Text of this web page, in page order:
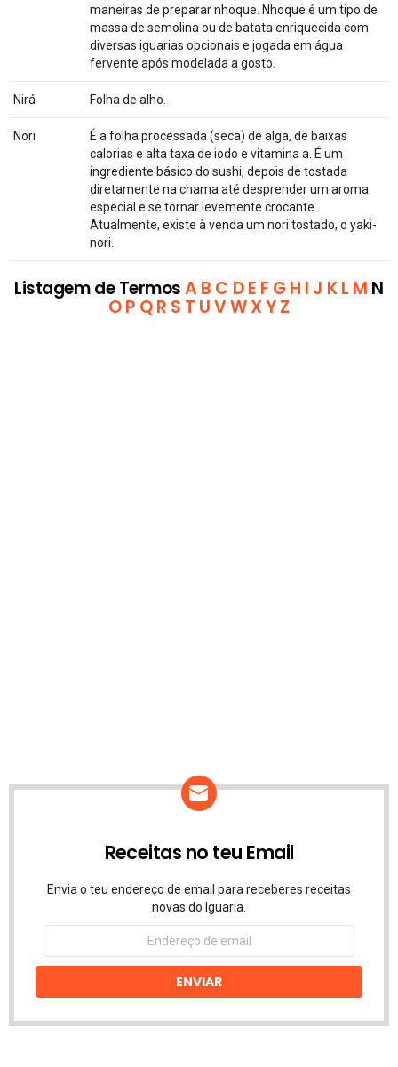
maneiras de preparar nhoque. Nhoque é um tipo de
massa de semolina ou de batata enriquecida com
diversas iguarias opcionais e jogada em água
fervente após modelada a gosto.
Nirá Folha de alho.
Nori
É a folha processada (seca) de alga, de baixas
calorias e alta taxa de iodo e vitamina a. É um
ingrediente básico do sushi, depois de tostada
diretamente na chama até desprender um aroma
especial e se tornar levemente crocante.
Atualmente, existe à venda um nori tostado, o yaki-
nori.
Listagem de TermosA B C D E F G H I J K L M N
OP Q R S T UVW XY Z
Receitas no teu Email
Envia o teu endereço de email para receberes receitas
novas do Iguaria.
Endereço
email
ENVIAR